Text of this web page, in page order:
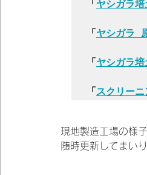
「ヤシガラ
「ヤシガラ
「ヤシガラ
「スクリー
現地製造工場の様子
随時更新してまい